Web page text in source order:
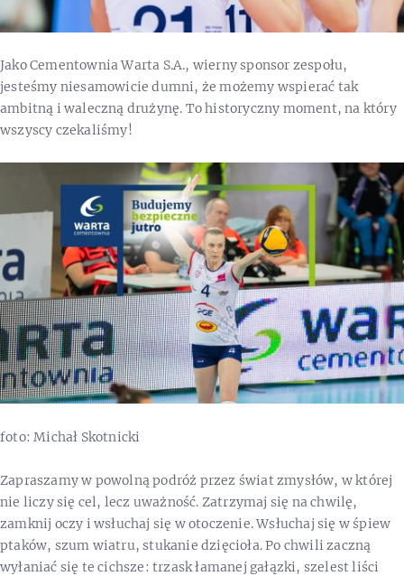
Jako Cementownia Warta S.A., wierny sponsor zespołu,
jesteśmy niesamowicie dumni, że możemy wspierać tak
ambitną i waleczną drużynę. To historyczny moment, na który
wszyscy czekaliśmy!
foto: Michał Skotnicki
Zapraszamy w powolną podróż przez świat zmysłów, w której
nie liczy się cel, lecz uważność. Zatrzymaj się na chwilę,
zamknij oczy i wsłuchaj się w otoczenie. Wsłuchaj się w śpiew
ptaków, szum wiatru, stukanie dzięcioła. Po chwili zaczną
wyłaniać się te cichsze: trzask łamanej gałązki, szelest liści